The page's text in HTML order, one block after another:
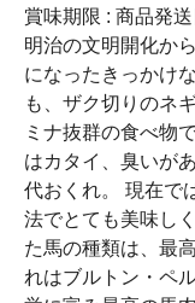
賞味期限 : 商品発
明治の文明開化か
になったきっかけ
も、ザク切りのネ
ミナ抜群の食べ物
はカタイ、臭いが
代おくれ。 現在で
法でとても美味し
た馬の種類は、最
れはブルトン・ペ